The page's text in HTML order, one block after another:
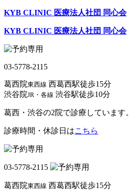
KYB CLINIC 医療法人社団 同心会
KYB CLINIC 医療法人社団 同心会
03-5778-2115
葛西院東西線 西葛西駅徒歩15分
渋谷院JR・各線 渋谷駅徒歩10分
葛西・渋谷の2院で診療しています。
診療時間・休診日はこちら
03-5778-2115
葛西院東西線 西葛西駅徒歩15分